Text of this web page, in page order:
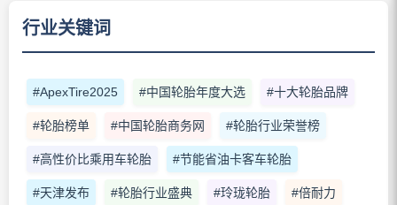
行业关键词
#ApexTire2025 #中国轮胎年度大选 #十大轮胎品牌
#轮胎榜单 #中国轮胎商务网 #轮胎行业荣誉榜
#高性价比乘用车轮胎 #节能省油卡客车轮胎
#天津发布 #轮胎行业盛典 #玲珑轮胎 #倍耐力